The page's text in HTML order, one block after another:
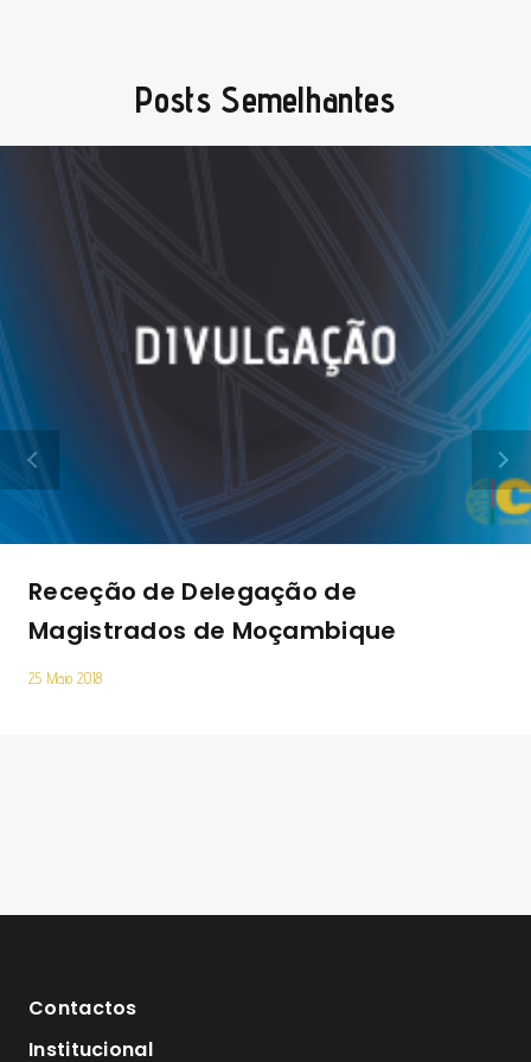
Posts Semelhantes
Receção de Delegação de
Magistrados de Moçambique
25 Maio 2018
Contactos
Institucional